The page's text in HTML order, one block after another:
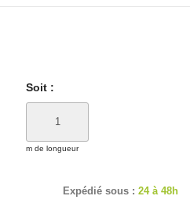
Soit :
m de longueur
Expédié sous : 24 à 48h